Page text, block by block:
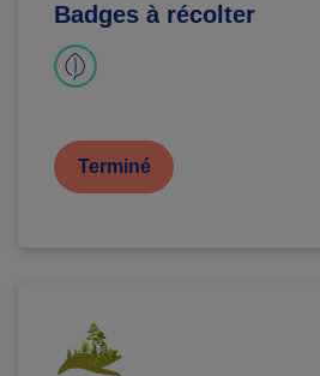
Badges à récolter
Terminé